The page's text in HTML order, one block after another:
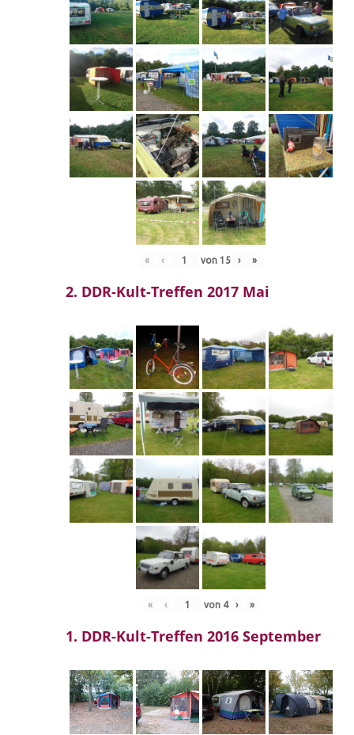
« ‹ von 15 › »
2. DDR-Kult-Treffen 2017 Mai
« ‹ von 4 › »
1. DDR-Kult-Treffen 2016 September